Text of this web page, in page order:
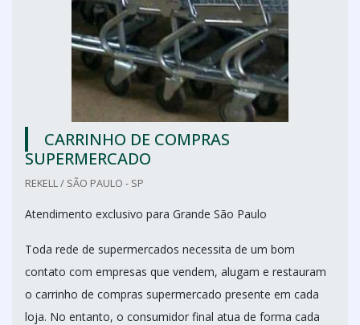
CARRINHO DE COMPRAS
SUPERMERCADO
REKELL / SÃO PAULO - SP
Atendimento exclusivo para Grande São Paulo
Toda rede de supermercados necessita de um bom
contato com empresas que vendem, alugam e restauram
o carrinho de compras supermercado presente em cada
loja. No entanto, o consumidor final atua de forma cada